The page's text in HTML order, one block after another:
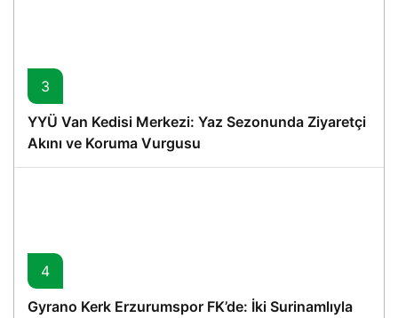
3
YYÜ Van Kedisi Merkezi: Yaz Sezonunda Ziyaretçi
Akını ve Koruma Vurgusu
4
Gyrano Kerk Erzurumspor FK’de: İki Surinamlıyla